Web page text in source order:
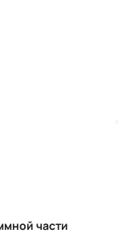
части